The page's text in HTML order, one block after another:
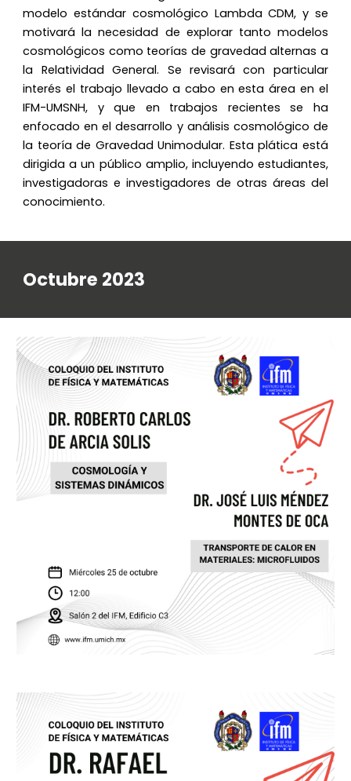
modelo estándar cosmológico Lambda CDM, y se
motivará la necesidad de explorar tanto modelos
cosmológicos como teorías de gravedad alternas a
la Relatividad General. Se revisará con particular
interés el trabajo llevado a cabo en esta área en el
IFM-UMSNH, y que en trabajos recientes se ha
enfocado en el desarrollo y análisis cosmológico de
la teoría de Gravedad Unimodular. Esta plática está
dirigida a un público amplio, incluyendo estudiantes,
investigadoras e investigadores de otras áreas del
conocimiento.
Octubre 2023